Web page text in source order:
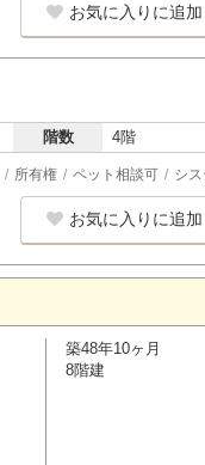
お気に入りに追加
階数 4階
所有権 ペット相談可 シ
お気に入りに追加
築48年10ヶ月
8階建